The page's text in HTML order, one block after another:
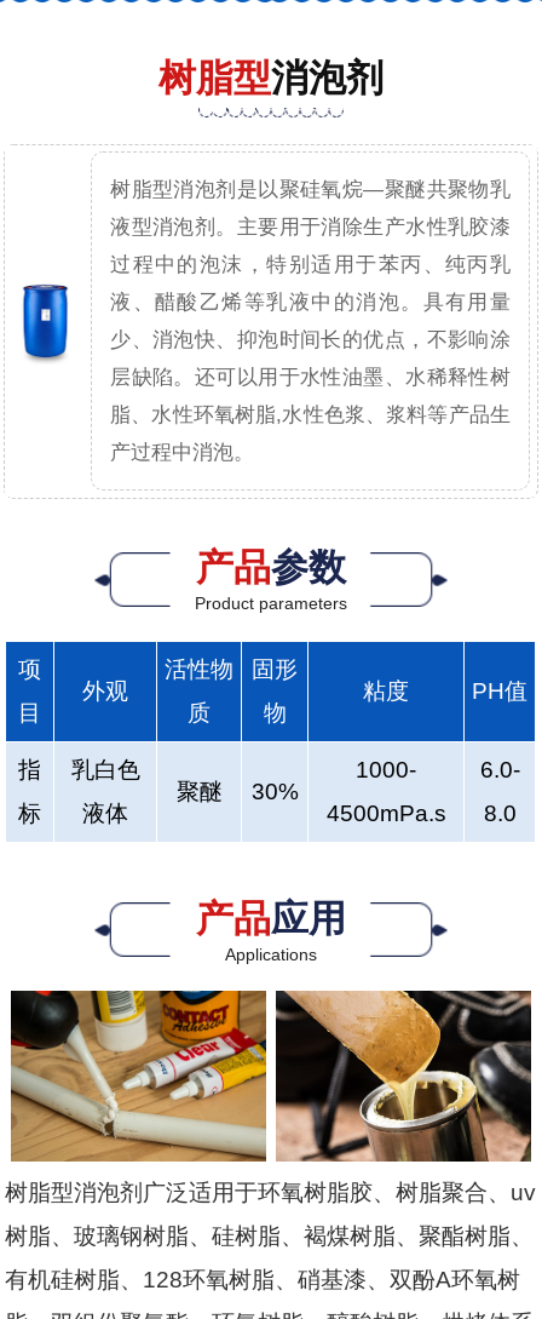
树脂型消泡剂
树脂型消泡剂是以聚硅氧烷—聚醚共聚物乳
液型消泡剂。主要用于消除生产水性乳胶漆
过程中的泡沫，特别适用于苯丙、纯丙乳
液、醋酸乙烯等乳液中的消泡。具有用量
少、消泡快、抑泡时间长的优点，不影响涂
层缺陷。还可以用于水性油墨、水稀释性树
脂、水性环氧树脂,水性色浆、浆料等产品生
产过程中消泡。
产品参数
Product parameters
项
目
外观
活性物
质
固形
物
粘度 PH值
指
标
乳白色
液体
聚醚 30%
1000-
4500mPa.s
6.0-
8.0
产品应用
Applications
树脂型消泡剂广泛适用于环氧树脂胶、树脂聚合、uv
树脂、玻璃钢树脂、硅树脂、褐煤树脂、聚酯树脂、
有机硅树脂、128环氧树脂、硝基漆、双酚A环氧树